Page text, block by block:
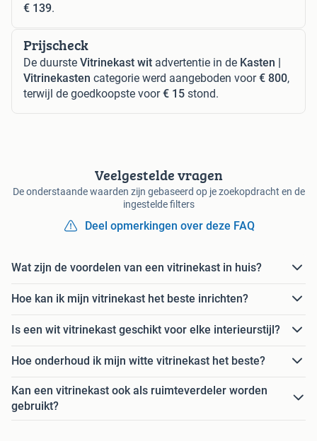
€ 139.
Prijscheck
De duurste Vitrinekast wit advertentie in de Kasten |
Vitrinekasten categorie werd aangeboden voor€ 800,
terwijl de goedkoopste voor€ 15 stond.
Veelgestelde vragen
De onderstaande waarden zijn gebaseerd op je zoekopdracht en de
ingestelde filters
Deel opmerkingen over deze FAQ
Wat zijn de voordelen van een vitrinekast in huis?
Hoe kan ik mijn vitrinekast het beste inrichten?
Is een wit vitrinekast geschikt voor elke interieurstijl?
Hoe onderhoud ik mijn witte vitrinekast het beste?
Kan een vitrinekast ook als ruimteverdeler worden
gebruikt?